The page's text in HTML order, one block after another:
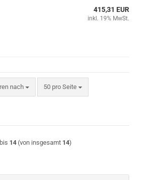
415,31 EUR
inkl. 19% MwSt.
nach
nach 50 pro Seite
pro Seite
bis 14 (von insgesamt 14)